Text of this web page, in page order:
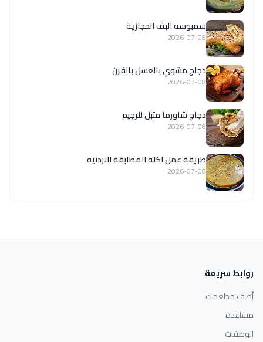
سمبوسة البف الحجازية
2026-07-08
دجاج مشوي بالعسل بالفرن
2026-07-08
دجاج شاورما متبل للرجيم
2026-07-08
طريقة عمل اكلة المطابقة الاردنية
2026-07-08
روابط سريعة
أضف مطعمك
مساعدة
الوصفات